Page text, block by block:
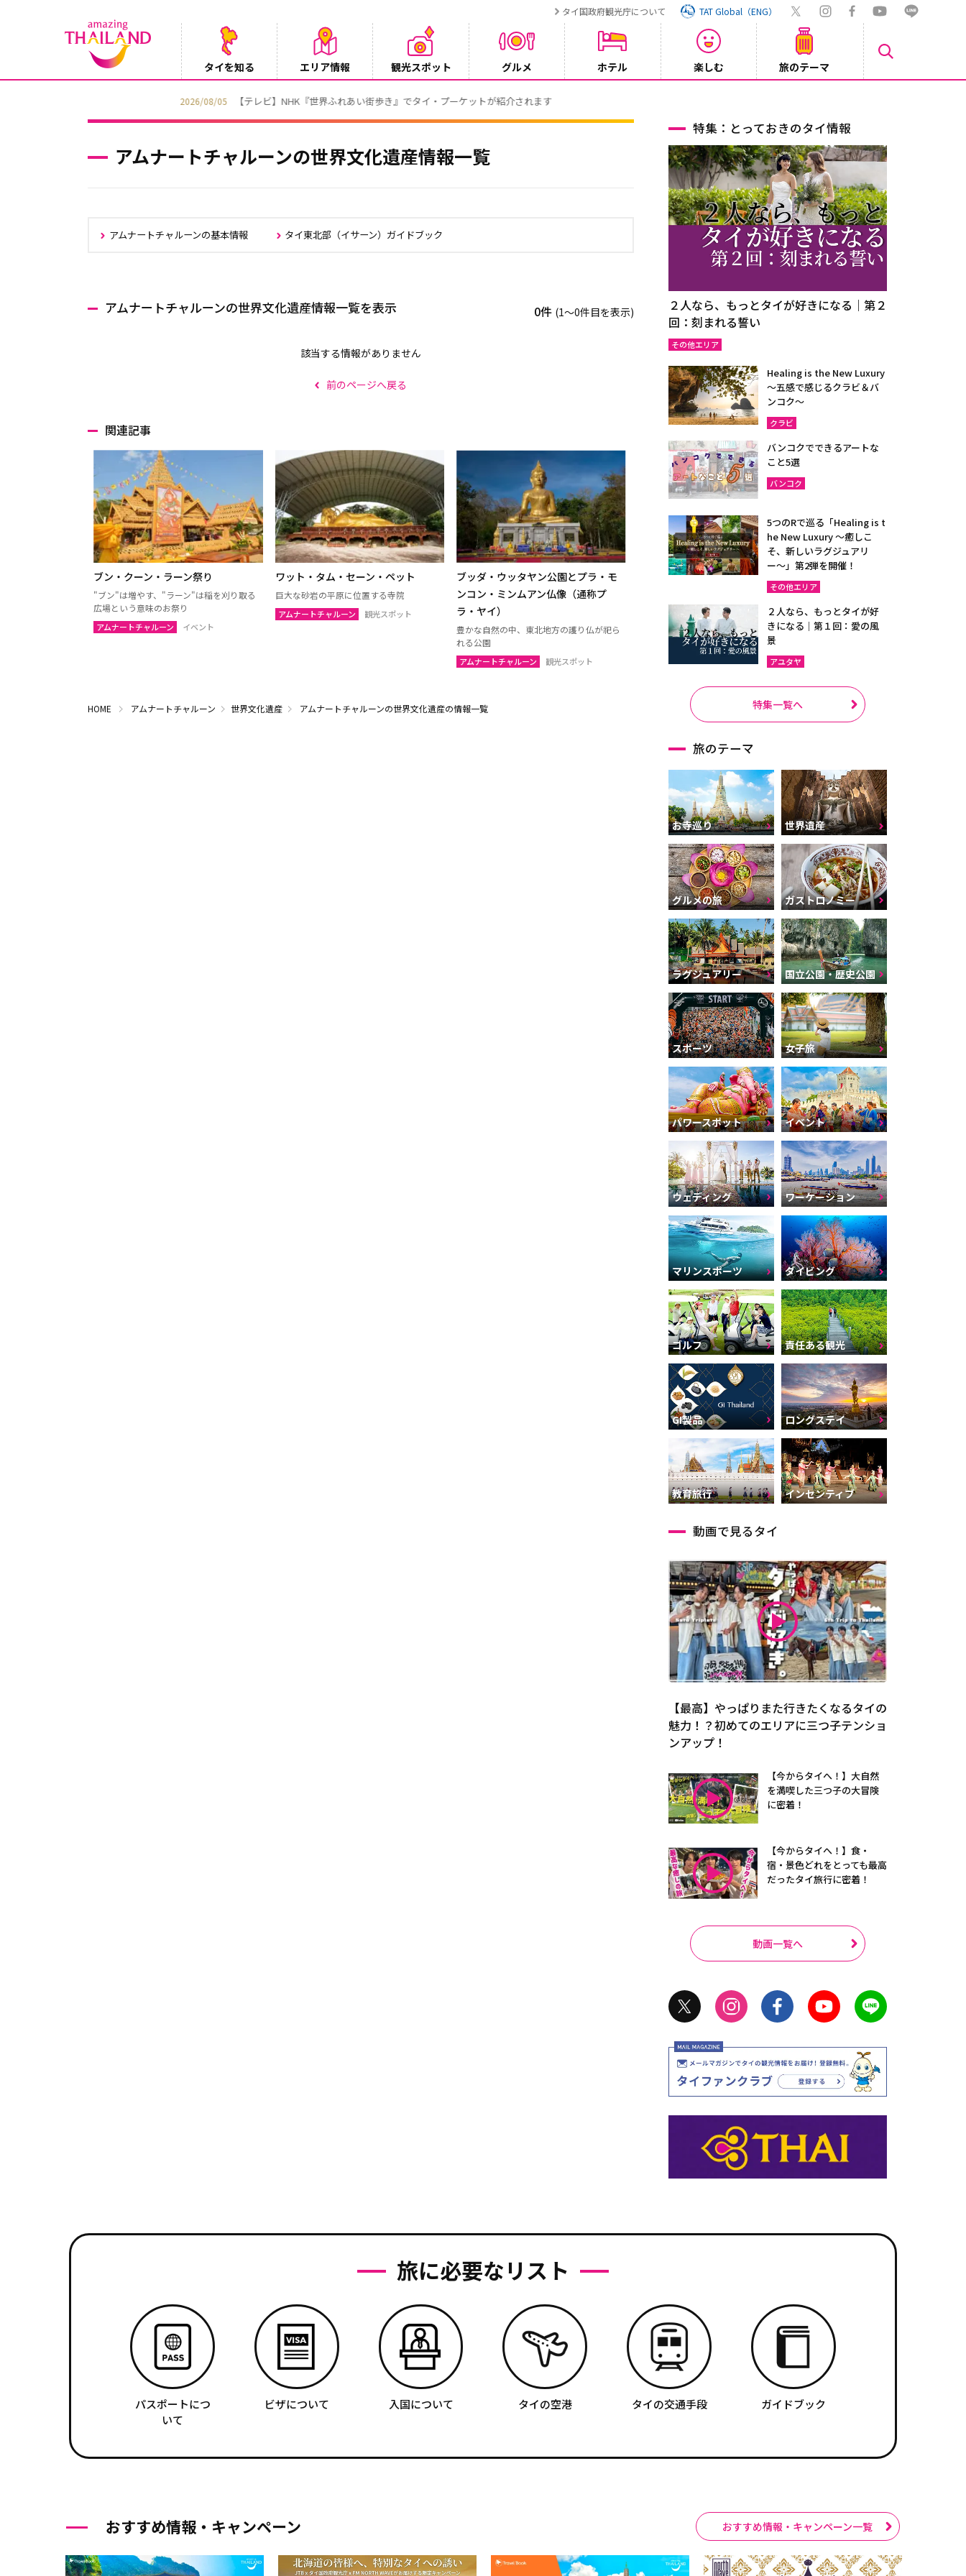
タイ国政府観光庁について TAT Global（ENG）
タイを知る エリア情報 観光スポット グルメ ホテル 楽しむ 旅のテーマ
【テレビ】NHK『世界ふれあい街歩き』でタイ・プーケットが紹介されます
アムナートチャルーンの世界文化遺産情報一覧
アムナートチャルーンの基本情報 タイ東北部（イサーン）ガイドブック
アムナートチャルーンの世界文化遺産情報一覧を表示 0件 (1〜0件目を表示)
該当する情報がありません
前のページへ戻る
関連記事
ブン・クーン・ラーン祭り
"ブン"は増やす、"ラーン"は稲を刈り取る
広場という意味のお祭り
アムナートチャルーン イベント
ワット・タム・セーン・ペット
巨大な砂岩の平原に位置する寺院
アムナートチャルーン 観光スポット
ブッダ・ウッタヤン公園とプラ・モ
ンコン・ミンムアン仏像（通称プ
ラ・ヤイ）
豊かな自然の中、東北地方の護り仏が祀ら
れる公園
アムナートチャルーン 観光スポット
HOME アムナートチャルーン 世界文化遺産 アムナートチャルーンの世界文化遺産の情報一覧
特集：とっておきのタイ情報
２人なら、もっとタイが好きになる｜第２
回：刻まれる誓い
その他エリア
Healing is the New Luxury
～五感で感じるクラビ＆バ
ンコク～
クラビ
バンコクでできるアートな
こと5選
バンコク
5つのRで巡る「Healing is t
he New Luxury ～癒しこ
そ、新しいラグジュアリ
ー〜」第2弾を開催！
その他エリア
２人なら、もっとタイが好
きになる｜第１回：愛の風
景
アユタヤ
特集一覧へ
旅のテーマ
お寺巡り 世界遺産
グルメの旅 ガストロノミー
ラグジュアリー 国立公園・歴史公園
スポーツ 女子旅
パワースポット イベント
ウェディング ワーケーション
マリンスポーツ ダイビング
ゴルフ 責任ある観光
GI製品 ロングステイ
教育旅行 インセンティブ
動画で見るタイ
【最高】やっぱりまた行きたくなるタイの
魅力！？初めてのエリアに三つ子テンショ
ンアップ！
【今からタイへ！】大自然
を満喫した三つ子の大冒険
に密着！
【今からタイへ！】食・
宿・景色どれをとっても最高
だったタイ旅行に密着！
動画一覧へ
旅に必要なリスト
パスポートにつ
いて
ビザについて 入国について タイの空港 タイの交通手段 ガイドブック
おすすめ情報・キャンペーン おすすめ情報・キャンペーン一覧